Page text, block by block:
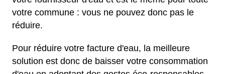
votre commune : vous ne pouvez donc pas le
réduire.
Pour réduire votre facture d'eau, la meilleure
solution est donc de baisser votre consommation